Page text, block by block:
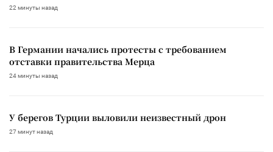
22 минуты назад
В Германии начались протесты с требованием
отставки правительства Мерца
24 минуты назад
У берегов Турции выловили неизвестный дрон
27 минут назад